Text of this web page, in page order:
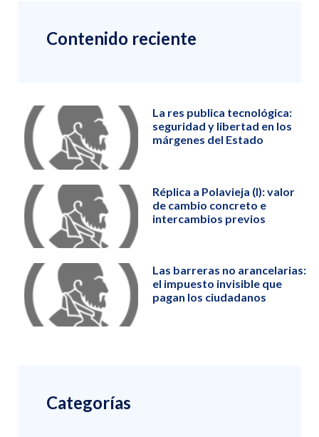
Contenido reciente
La res publica tecnológica:
seguridad y libertad en los
márgenes del Estado
Réplica a Polavieja (I): valor
de cambio concreto e
intercambios previos
Las barreras no arancelarias:
el impuesto invisible que
pagan los ciudadanos
Categorías